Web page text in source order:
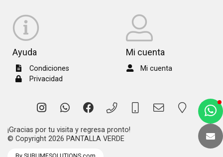
Ayuda
Condiciones
Privacidad
Mi cuenta
Mi cuenta
¡Gracias por tu visita y regresa pronto!
© Copyright 2026 PANTALLA VERDE